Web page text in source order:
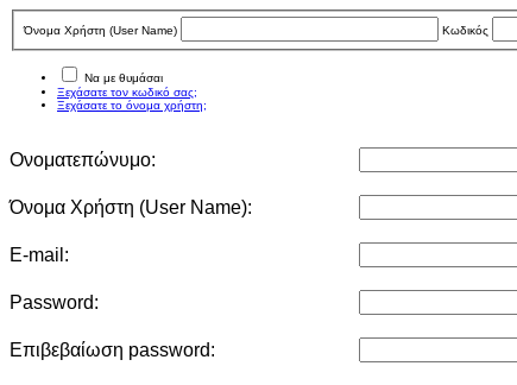
Όνομα Χρήστη (User Νame) Κωδικός
Να με θυμάσαι
Ξεχάσατε τον κωδικό σας;
Ξεχάσατε το όνομα χρήστη;
Ονοματεπώνυμο:
Όνομα Χρήστη (User Νame):
E-mail:
Password:
Επιβεβαίωση password: